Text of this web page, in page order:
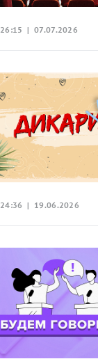
26:15 | 07.07.2026
24:36 | 19.06.2026